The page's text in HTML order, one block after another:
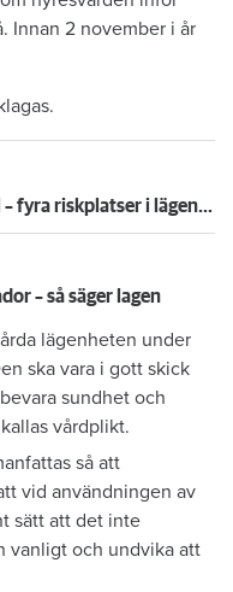
Innan 2 november i år
Så undviker du mögel – fyra riskplatser i lägenheten: ”Måste städa bort”
– så säger lagen
lägenheten under
ska vara i gott skick
sundhet och
vårdplikt.
så att
vid användningen av
sätt att det inte
vanligt och undvika att